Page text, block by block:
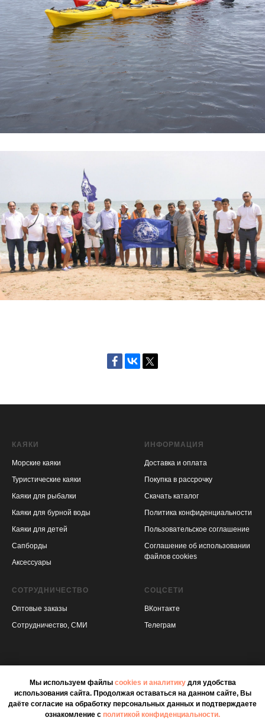
Мы используем файлы cookies и аналитикудля удобства
использования сайта. Продолжая оставаться на данном сайте, Вы
даёте согласие на обработку персональных данных и подтверждаете
ознакомление с политикой конфиденциальности.
КАЯКИ
Морские каяки
Туристические каяки
Каяки для рыбалки
Каяки для бурной воды
Каяки для детей
Сапборды
Аксессуары
ИНФОРМАЦИЯ
Доставка и оплата
Покупка в рассрочку
Скачать каталог
Политика конфиденциальности
Пользовательское соглашение
Соглашение об использовании
файлов cookies
СОТРУДНИЧЕСТВО
Оптовые заказы
Сотрудничество, СМИ
СОЦСЕТИ
ВКонтакте
Телеграм